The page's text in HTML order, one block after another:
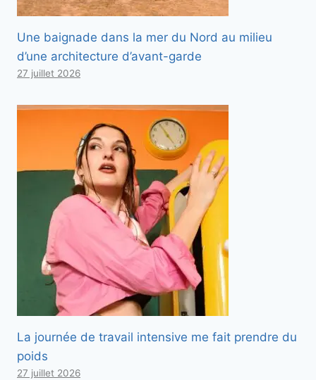
Une baignade dans la mer du Nord au milieu
d’une architecture d’avant-garde
27 juillet 2026
La journée de travail intensive me fait prendre du
poids
27 juillet 2026